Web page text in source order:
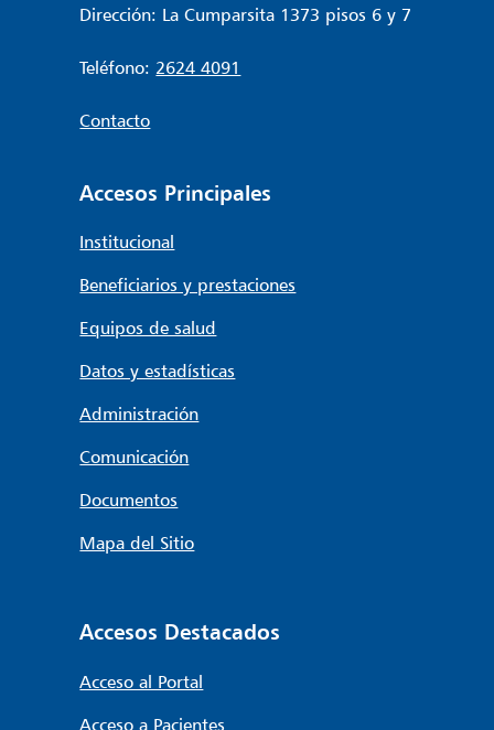
Dirección: La Cumparsita 1373 pisos 6 y 7
Teléfono: 2624 4091
Contacto
Accesos Principales
Institucional
Beneficiarios y prestaciones
Equipos de salud
Datos y estadísticas
Administración
Comunicación
Documentos
Mapa del Sitio
Accesos Destacados
Acceso al Portal
Acceso a Pacientes